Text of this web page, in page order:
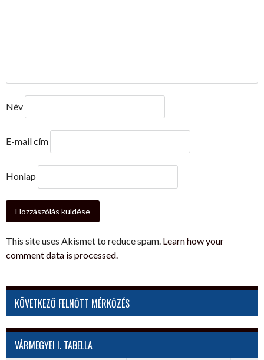
Név
E-mail cím
Honlap
This site uses Akismet to reduce spam. Learn how your
comment data is processed.
KÖVETKEZŐ FELNŐTT MÉRKŐZÉS
VÁRMEGYEI I. TABELLA